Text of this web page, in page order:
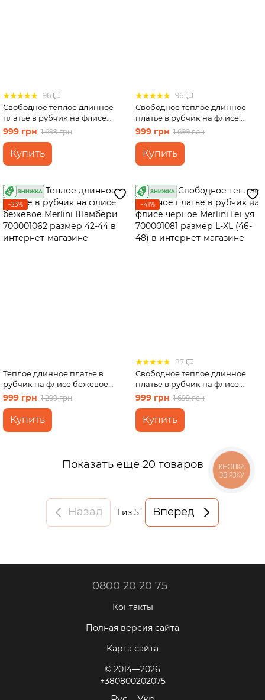
96
Свободное теплое длинное
платье в рубчик на флисе
серое Merlini Мартен
700001103 размер S-M (42-44)
999 грн 1 699 грн
Купить
96
Свободное теплое длинное
платье в рубчик на флисе
серое Merlini Мартен
700001103 размер L-XL (46-48)
999 грн 1 699 грн
Купить
−23%
Теплое длинное платье в
рубчик на флисе бежевое
Merlini Шамбери 700001062
размер 42-44
999 грн 1 299 грн
Купить
−41%
87
Свободное теплое длинное
платье в рубчик на флисе
черное Merlini Генуя 700001081
размер L-XL (46-48)
999 грн 1 699 грн
Купить
Показать еще 20 товаров
Назад 1 из 5 Вперед
0800 20 20 75
Контакты
Полная версия сайта
Карта сайта
© 2014—2026
+380800202075
КНОПКА
ЗВ'ЯЗКУ